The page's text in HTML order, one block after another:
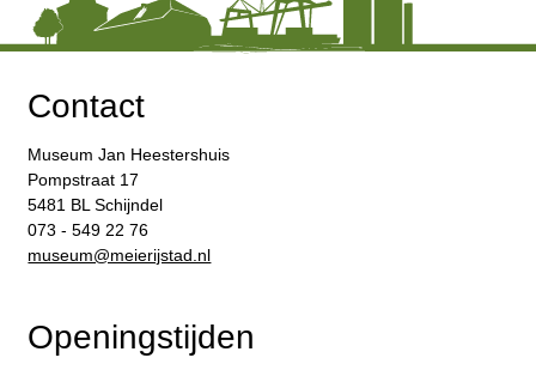
Contact
Museum Jan Heestershuis
Pompstraat 17
5481 BL Schijndel
073 - 549 22 76
​museum@meierijstad.nl
Openingstijden